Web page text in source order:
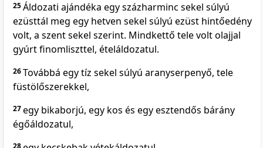
25Áldozati ajándéka egy százharminc sekel súlyú
ezüsttál meg egy hetven sekel súlyú ezüst hintőedény
volt, a szent sekel szerint. Mindkettő tele volt olajjal
gyúrt finomliszttel, ételáldozatul.
26Továbbá egy tíz sekel súlyú aranyserpenyő, tele
füstölőszerekkel,
27egy bikaborjú, egy kos és egy esztendős bárány
égőáldozatul,
28